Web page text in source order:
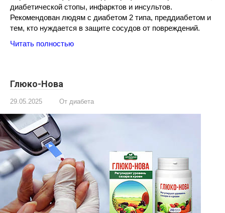
диабетической стопы, инфарктов и инсультов.
Рекомендован людям с диабетом 2 типа, преддиабетом и
тем, кто нуждается в защите сосудов от повреждений.
Читать полностью
Глюко-Нова
29.05.2025 От диабета